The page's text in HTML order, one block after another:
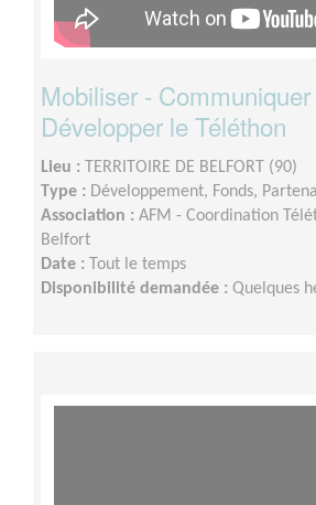
Mobiliser -
Développer le Téléthon
Lieu :
TERRITOIRE DE BELFORT (90)
Type : Développement, Fonds,
Association : AFM - Coordination
Belfort
Date :
Tout le temps
Disponibilité demandée : Quelques